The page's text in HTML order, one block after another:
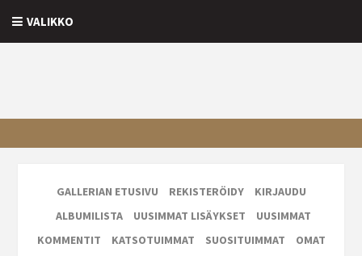
VALIKKO
GALLERIAN ETUSIVU REKISTERÖIDY
KIRJAUDU
ALBUMILISTA
UUSIMMAT LISÄYKSET
UUSIMMAT
KOMMENTIT
KATSOTUIMMAT SUOSITUIMMAT
OMAT